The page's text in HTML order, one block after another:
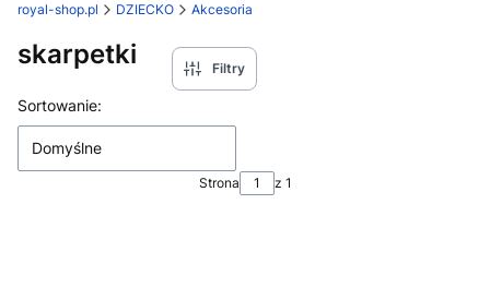
royal-shop.pl DZIECKO Akcesoria
skarpetki Filtry
Lista produktów
Sortowanie:
Domyślne
Strona z 1